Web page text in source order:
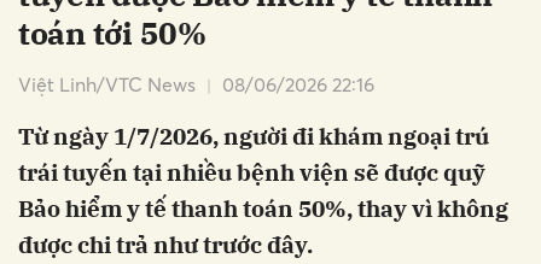
toán tới 50%
Việt Linh/VTC News 08/06/2026 22:16
Từ ngày 1/7/2026, người đi khám ngoại trú
trái tuyến tại nhiều bệnh viện sẽ được quỹ
Bảo hiểm y tế thanh toán 50%, thay vì không
được chi trả như trước đây.
Hủy Gửi